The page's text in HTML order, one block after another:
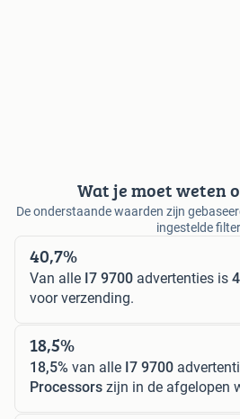
Wat je moet weten
De onderstaande waarden zijn
ingestelde
40,7%
Van alle I7 9700 advertenties is
voor verzending.
18,5%
18,5% van alle I7 9700
Processors zijn in de afgelopen